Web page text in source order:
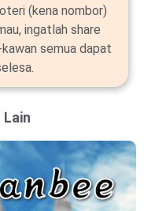
(kena nombor)
ingatlah share
semua dapat
Lain